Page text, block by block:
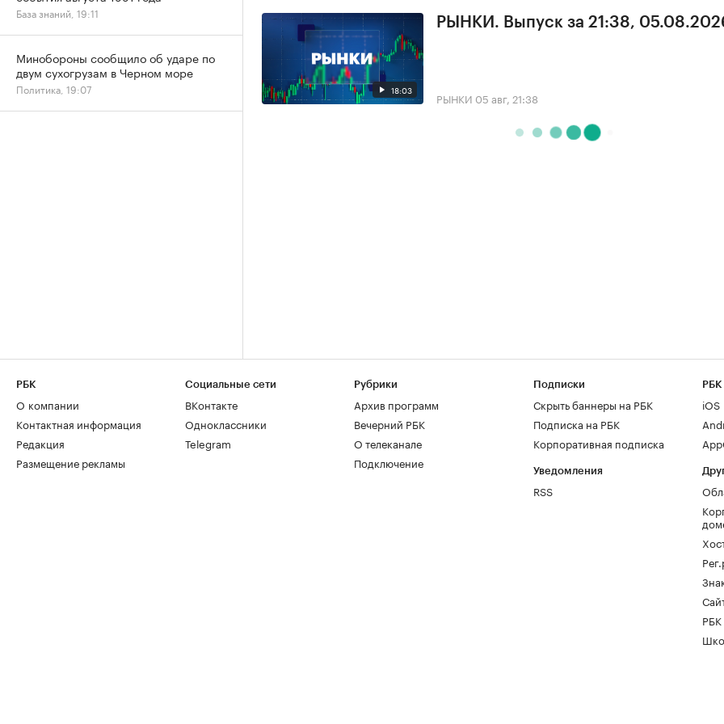
18:03
РЫНКИ. Выпуск за 21:38,
РЫНКИ 05 авг, 21:38
База знаний, 19:11
Минобороны сообщило об ударе по
двум сухогрузам в Черном море
Политика, 19:07
РБК
О компании
Контактная информация
Редакция
Размещение рекламы
Социальные сети
ВКонтакте
Одноклассники
Telegram
Рубрики
Архив программ
Вечерний РБК
О телеканале
Подключение
Подписки
Скрыть баннеры на РБК
Подписка на РБК
Корпоративная подписка
Уведомления
RSS
РБК
iOS